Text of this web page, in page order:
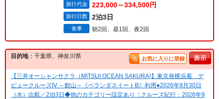
旅行代金 223,000～334,500円
旅行日数 2泊3日
食事 朝2回、昼1回、夜2回
目的地：千葉県、神奈川県 お気に入りに登録
【三井オーシャンサクラ（MITSUI OCEAN SAKURA)】東京発横浜着 デ
ビュークルーズIV ～館山～《ベランダスイートB》利用●2026年9月30日
（水）出航／2泊3日◆他のカテゴリー設定あり〔クルーズ紀行：2026年9